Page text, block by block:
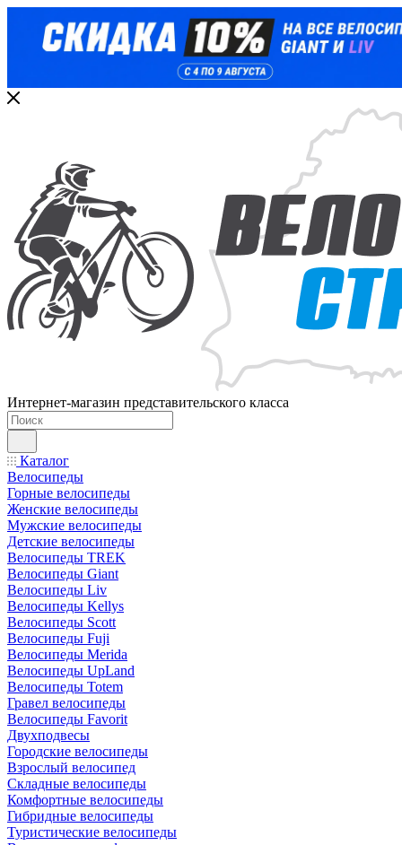
Интернет-магазин представительского класса
Каталог
Велосипеды
Горные велосипеды
Женские велосипеды
Мужские велосипеды
Детские велосипеды
Велосипеды TREK
Велосипеды Giant
Велосипеды Liv
Велосипеды Kellys
Велосипеды Scott
Велосипеды Fuji
Велосипеды Merida
Велосипеды UpLand
Велосипеды Totem
Гравел велосипеды
Велосипеды Favorit
Двухподвесы
Городские велосипеды
Взрослый велосипед
Складные велосипеды
Комфортные велосипеды
Гибридные велосипеды
Туристические велосипеды